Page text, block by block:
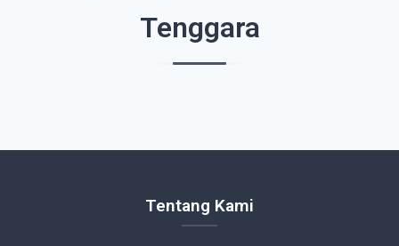
Tenggara
Tentang Kami